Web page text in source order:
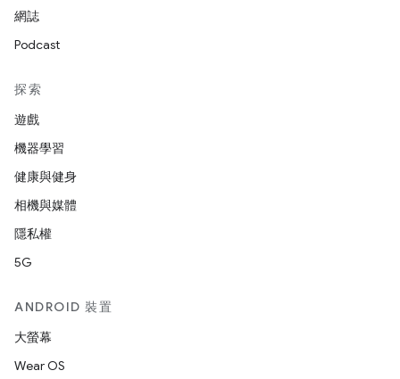
網誌
Podcast
探索
遊戲
機器學習
健康與健身
相機與媒體
隱私權
5G
ANDROID 裝置
大螢幕
Wear OS